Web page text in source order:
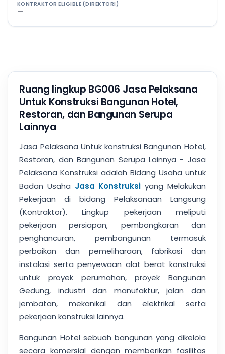
KONTRAKTOR ELIGIBLE (DIREKTORI)
—
Ruang lingkup BG006 Jasa Pelaksana
Untuk Konstruksi Bangunan Hotel,
Restoran, dan Bangunan Serupa
Lainnya
Jasa Pelaksana Untuk konstruksi Bangunan Hotel,
Restoran, dan Bangunan Serupa Lainnya - Jasa
Pelaksana Konstruksi adalah Bidang Usaha untuk
Badan Usaha Jasa Konstruksi yang Melakukan
Pekerjaan di bidang Pelaksanaan Langsung
(Kontraktor). Lingkup pekerjaan meliputi
pekerjaan persiapan, pembongkaran dan
penghancuran, pembangunan termasuk
perbaikan dan pemeliharaan, fabrikasi dan
instalasi serta penyewaan alat berat konstruksi
untuk proyek perumahan, proyek Bangunan
Gedung, industri dan manufaktur, jalan dan
jembatan, mekanikal dan elektrikal serta
pekerjaan konstruksi lainnya.
Bangunan Hotel sebuah bangunan yang dikelola
secara komersial dengan memberikan fasilitas